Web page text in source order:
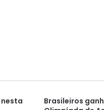
nesta
Brasileiros